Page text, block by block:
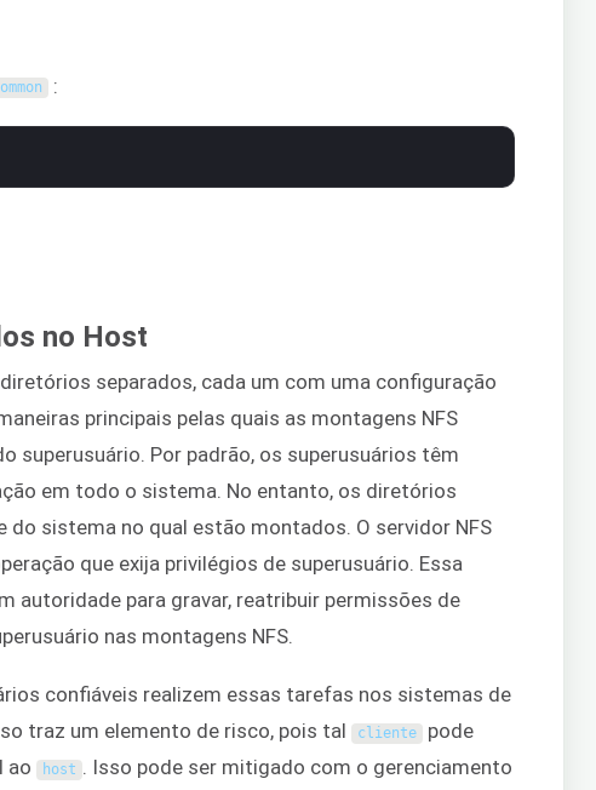
:
no Host
separados, cada um com uma configuração
principais pelas quais as montagens NFS
superusuário. Por padrão, os superusuários têm
em todo o sistema. No entanto, os diretórios
do sistema no qual estão montados. O servidor NFS
que exija privilégios de superusuário. Essa
autoridade para gravar, reatribuir permissões de
nas montagens NFS.
confiáveis realizem essas tarefas nos sistemas de
traz um elemento de risco, pois tal cliente pode
ao host . Isso pode ser mitigado com o gerenciamento